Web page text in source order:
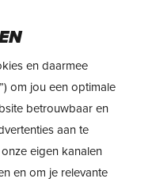
en daarmee
om jou een optimale
betrouwbaar en
aan te
eigen kanalen
en om je relevante